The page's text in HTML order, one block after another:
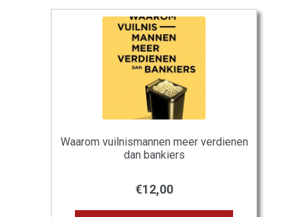
Waarom vuilnismannen meer verdienen
dan bankiers
€12,00